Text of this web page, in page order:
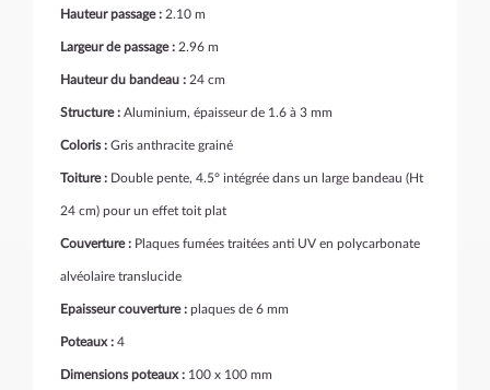
Hauteur passage : 2.10 m
Largeur de passage : 2.96 m
Hauteur du bandeau : 24 cm
Structure : Aluminium, épaisseur de 1.6 à 3 mm
Coloris : Gris anthracite grainé
Toiture : Double pente, 4.5° intégrée dans un large bandeau (Ht
24 cm) pour un effet toit plat
Couverture : Plaques fumées traitées anti UV en polycarbonate
alvéolaire translucide
Epaisseur couverture : plaques de 6 mm
Poteaux : 4
Dimensions poteaux : 100 x 100 mm